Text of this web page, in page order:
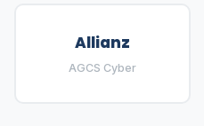
Allianz
AGCS Cyber